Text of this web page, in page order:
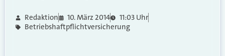
Redaktion 10. März 2014
11:03 Uhr
Betriebshaftpflichtversicherung